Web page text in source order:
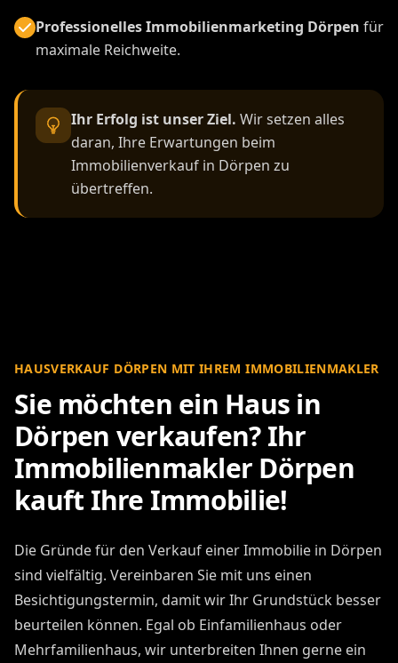
Professionelles Immobilienmarketing Dörpen für
maximale Reichweite.
Ihr Erfolg ist unser Ziel. Wir setzen alles
daran, Ihre Erwartungen beim
Immobilienverkauf in Dörpen zu
übertreffen.
HAUSVERKAUF DÖRPEN MIT IHREM IMMOBILIENMAKLER
Sie möchten ein Haus in
Dörpen verkaufen? Ihr
Immobilienmakler Dörpen
kauft Ihre Immobilie!
Die Gründe für den Verkauf einer Immobilie in Dörpen
sind vielfältig. Vereinbaren Sie mit uns einen
Besichtigungstermin, damit wir Ihr Grundstück besser
beurteilen können. Egal ob Einfamilienhaus oder
Mehrfamilienhaus, wir unterbreiten Ihnen gerne ein